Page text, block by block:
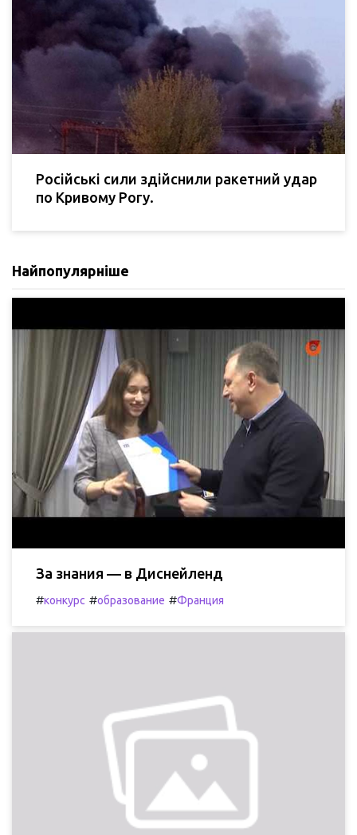
Російські сили здійснили ракетний удар
по Кривому Рогу.
Найпопулярніше
За знания — в Диснейленд
#конкурс #образование #Франция